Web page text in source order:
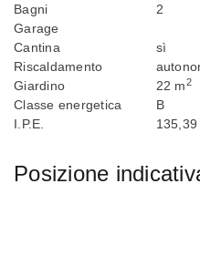
Bagni
2
Garage
Cantina
sì
Riscaldamento
Giardino
22 m2
Classe energetica
B
I.P.E.
135,39
Posizione